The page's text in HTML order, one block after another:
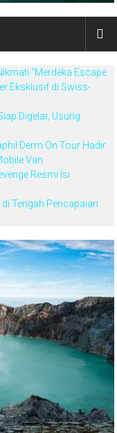
“Merdeka Escape
Eksklusif di Swiss-
Digelar, Usung
Derm On Tour Hadir
Van
Resmi Isi
Tengah Pencapaian